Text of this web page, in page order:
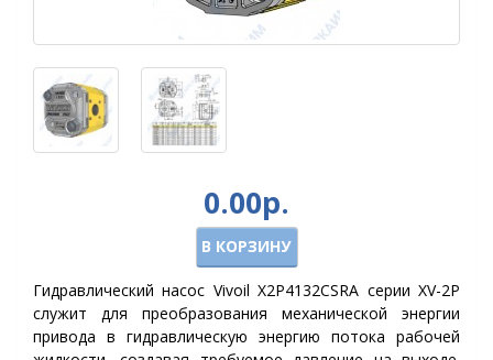
0.00р.
В КОРЗИНУ
Гидравлический насос Vivoil X2P4132CSRA серии XV-2P
служит для преобразования механической энергии
привода в гидравлическую энергию потока рабочей